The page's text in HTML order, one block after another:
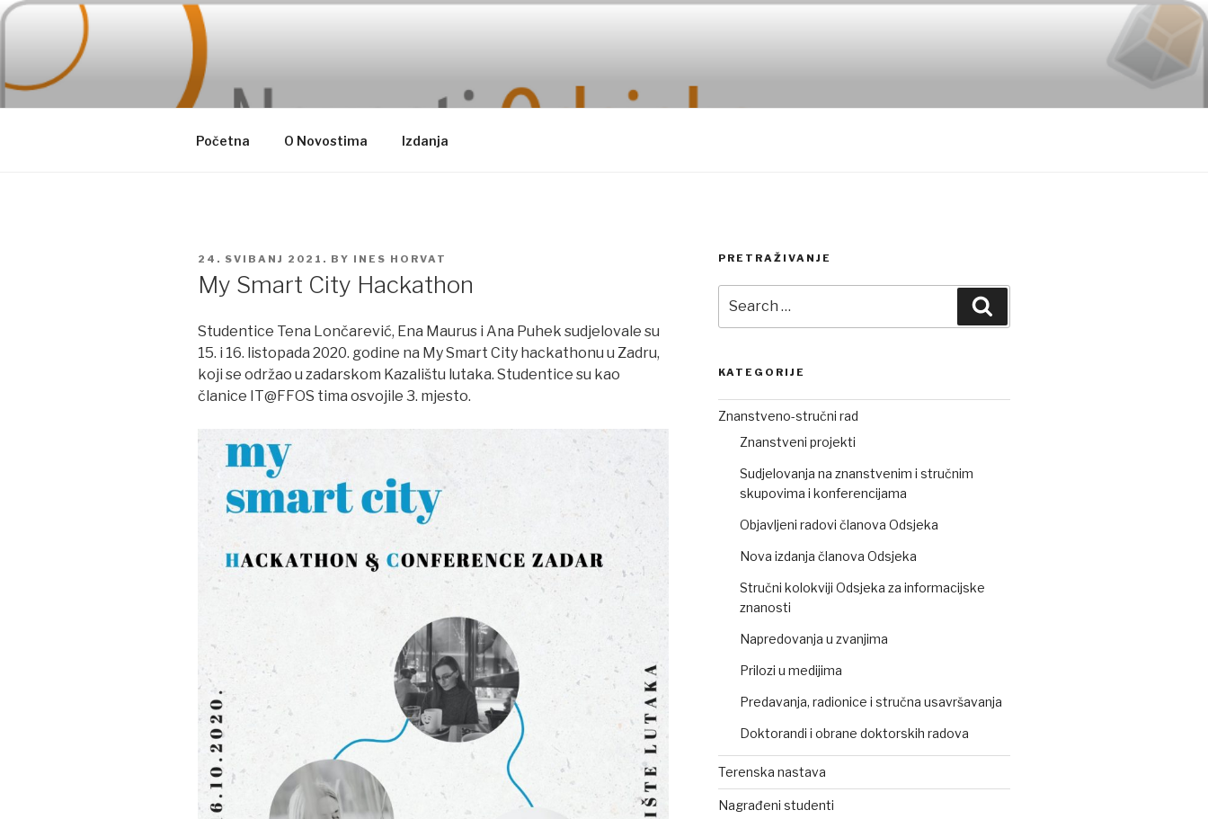
Skip
Početna O Novostima Izdanja
POSTED
ON
24. SVIBANJ 2021. BY INES HORVAT
My Smart City Hackathon
Studentice Tena Lončarević, Ena Maurus i Ana Puhek sudjelovale su
15. i 16. listopada 2020. godine na My Smart City hackathonu u Zadru,
koji se održao u zadarskom Kazalištu lutaka. Studentice su kao
članice IT@FFOS tima osvojile 3. mjesto.
PRETRAŽIVANJE
for:
KATEGORIJE
Znanstveno-stručni rad
Znanstveni projekti
Sudjelovanja na znanstvenim i stručnim
skupovima i konferencijama
Objavljeni radovi članova Odsjeka
Nova izdanja članova Odsjeka
Stručni kolokviji Odsjeka za informacijske
znanosti
Napredovanja u zvanjima
Prilozi u medijima
Predavanja, radionice i stručna usavršavanja
Doktorandi i obrane doktorskih radova
Terenska nastava
Nagrađeni studenti